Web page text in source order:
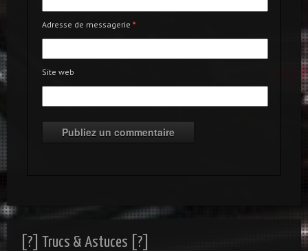
Adresse de messagerie *
Site web
[?] Trucs & Astuces [?]